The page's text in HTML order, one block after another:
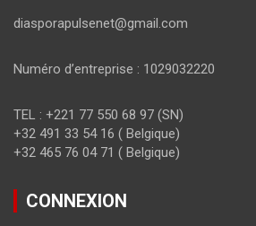
diasporapulsenet@gmail.com
Numéro d’entreprise : 1029032220
TEL : +221 77 550 68 97 (SN)
+32 491 33 54 16 ( Belgique)
+32 465 76 04 71 ( Belgique)
CONNEXION